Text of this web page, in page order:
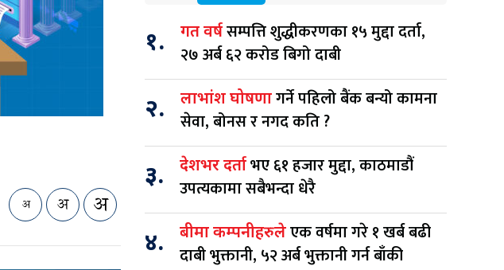
१. गत वर्षसम्पत्ति शुद्धीकरणका १५ मुद्दा दर्ता,
२७ अर्ब ६२ करोड बिगो दाबी
२. लाभांश घोषणागर्ने पहिलो बैंक बन्यो कामना
सेवा, बोनस र नगद कति ?
३. देशभर दर्ताभए ६१ हजार मुद्दा, काठमाडौं
उपत्यकामा सबैभन्दा धेरै
४. बीमा कम्पनीहरुलेएक वर्षमा गरे १ खर्ब बढी
दाबी भुक्तानी, ५२ अर्ब भुक्तानी गर्न बाँकी